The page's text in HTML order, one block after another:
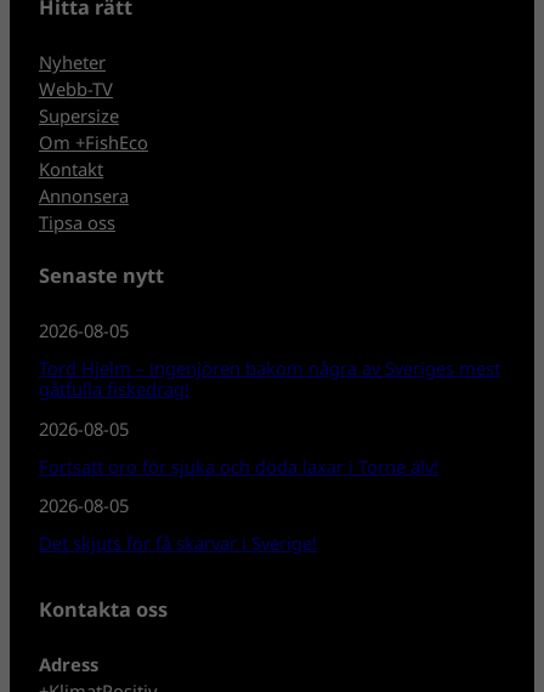
Hitta rätt
Nyheter
Webb-TV
Supersize
Om +FishEco
Kontakt
Annonsera
Tipsa oss
Senaste nytt
2026-08-05
Tord Hjelm – ingenjören bakom några av Sveriges mest
gåtfulla fiskedrag!
2026-08-05
Fortsatt oro för sjuka och döda laxar i Torne älv!
2026-08-05
Det skjuts för få skarvar i Sverige!
Kontakta oss
Adress